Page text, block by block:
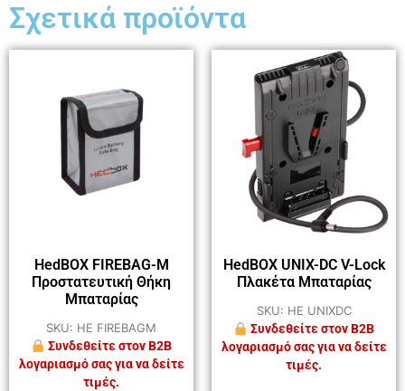
Σχετικά προϊόντα
HedBOX FIREBAG-M
Προστατευτική Θήκη
Μπαταρίας
SKU: HE FIREBAGM
Συνδεθείτε στον B2B
λογαριασμό σας για να δείτε
τιμές.
HedBOX UNIX-DC V-Lock
Πλακέτα Μπαταρίας
SKU: HE UNIXDC
Συνδεθείτε στον B2B
λογαριασμό σας για να δείτε
τιμές.